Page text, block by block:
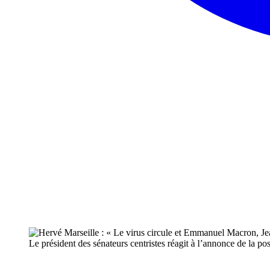
Le président des sénateurs centristes réagit à l’annonce de la